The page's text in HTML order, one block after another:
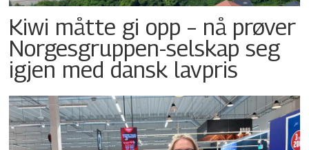
Kiwi måtte gi opp – nå prøver
Norgesgruppen-selskap seg
igjen med dansk lavpris